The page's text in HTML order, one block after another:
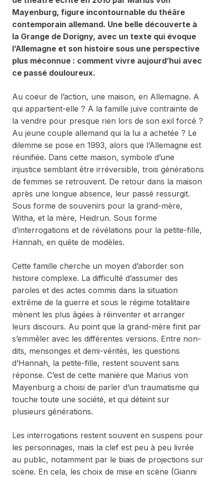
Mayenburg, figure incontournable du théâre
contemporain allemand. Une belle découverte à
la Grange de Dorigny, avec un texte qui évoque
l’Allemagne et son histoire sous une perspective
plus méconnue : comment vivre aujourd’hui avec
ce passé douloureux.
Au coeur de l’action, une maison, en Allemagne. A
qui appartient-elle ? A la famille juive contrainte de
la vendre pour presque rien lors de son exil forcé ?
Au jeune couple allemand qui la lui a achetée ? Le
dilemme se pose en 1993, alors que l’Allemagne est
réunifiée. Dans cette maison, symbole d’une
injustice semblant être irréversible, trois générations
de femmes se retrouvent. De retour dans la maison
après une longue absence, leur passé ressurgit.
Sous forme de souvenirs pour la grand-mère,
Witha, et la mère, Heidrun. Sous forme
d’interrogations et de révélations pour la petite-fille,
Hannah, en quête de modèles.
Cette famille cherche un moyen d’aborder son
histoire complexe. La difficulté d’assumer des
paroles et des actes commis dans la situation
extrême de la guerre et sous le régime totalitaire
mènent les plus âgées à réinventer et arranger
leurs discours. Au point que la grand-mère finit par
s’emmêler avec les différentes versions. Entre non-
dits, mensonges et demi-vérités, les questions
d’Hannah, la petite-fille, restent souvent sans
réponse. C’est de cette manière que Marius von
Mayenburg a choisi de parler d’un traumatisme qui
touche toute une société, et qui déteint sur
plusieurs générations.
Les interrogations restent souvent en suspens pour
les personnages, mais la clef est peu à peu livrée
au public, notamment par le biais de projections sur
scène. En cela, les choix de mise en scène (Gianni